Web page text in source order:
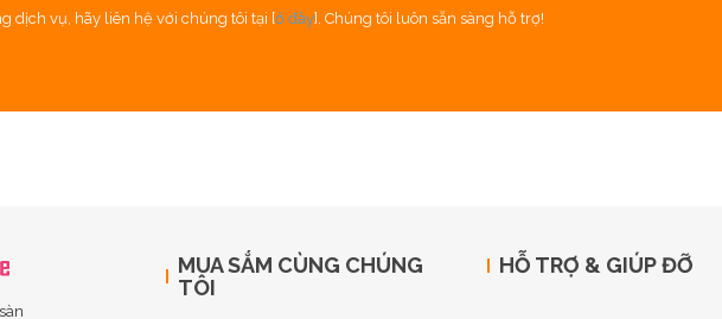
dịch vụ, hãy liên hệ với chúng tôi tại [ở đây]. Chúng tôi luôn sẵn sàng hỗ trợ!
MUA SẮM CÙNG CHÚNG
TÔI
HỖ TRỢ & GIÚP ĐỠ